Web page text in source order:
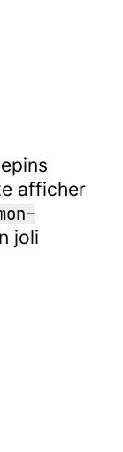
afficher
joli